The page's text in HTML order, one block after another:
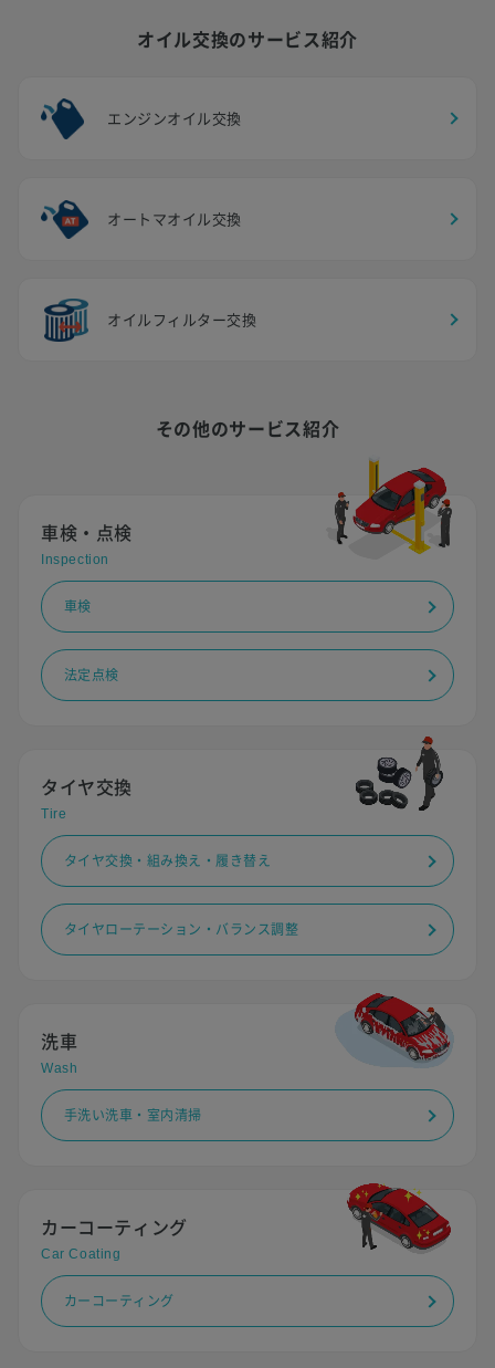
オイル交換のサービス紹介
エンジンオイル交換
オートマオイル交換
オイルフィルター交換
その他のサービス紹介
車検・点検
Inspection
車検
法定点検
タイヤ交換
Tire
タイヤ交換・組み換え・履き替え
タイヤローテーション・バランス調整
洗車
Wash
手洗い洗車・室内清掃
カーコーティング
Car Coating
カーコーティング